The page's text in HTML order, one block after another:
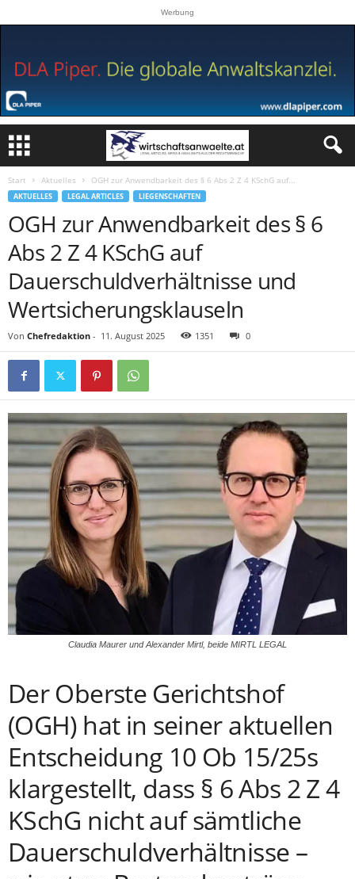
Werbung
Start Aktuelles OGH zur Anwendbarkeit des § 6 Abs 2 Z 4 KSchG auf...
AKTUELLES LEGAL ARTICLES LIEGENSCHAFTEN
OGH zur Anwendbarkeit des § 6
Abs 2 Z 4 KSchG auf
Dauerschuldverhältnisse und
Wertsicherungsklauseln
Von Chefredaktion - 11. August 2025 1351 0
Claudia Maurer und Alexander Mirtl, beide MIRTL LEGAL
Der Oberste Gerichtshof
(OGH) hat in seiner aktuellen
Entscheidung 10 Ob 15/25s
klargestellt, dass § 6 Abs 2 Z 4
KSchG nicht auf sämtliche
Dauerschuldverhältnisse –